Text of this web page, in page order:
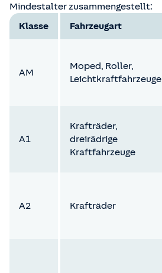
Mindestalter zusammengestellt:
Klasse
Fahrzeugart
AM
Moped, Roller,
Leichtkraftfahrzeuge
A1
Krafträder,
dreirädrige
Kraftfahrzeuge
A2 Krafträder